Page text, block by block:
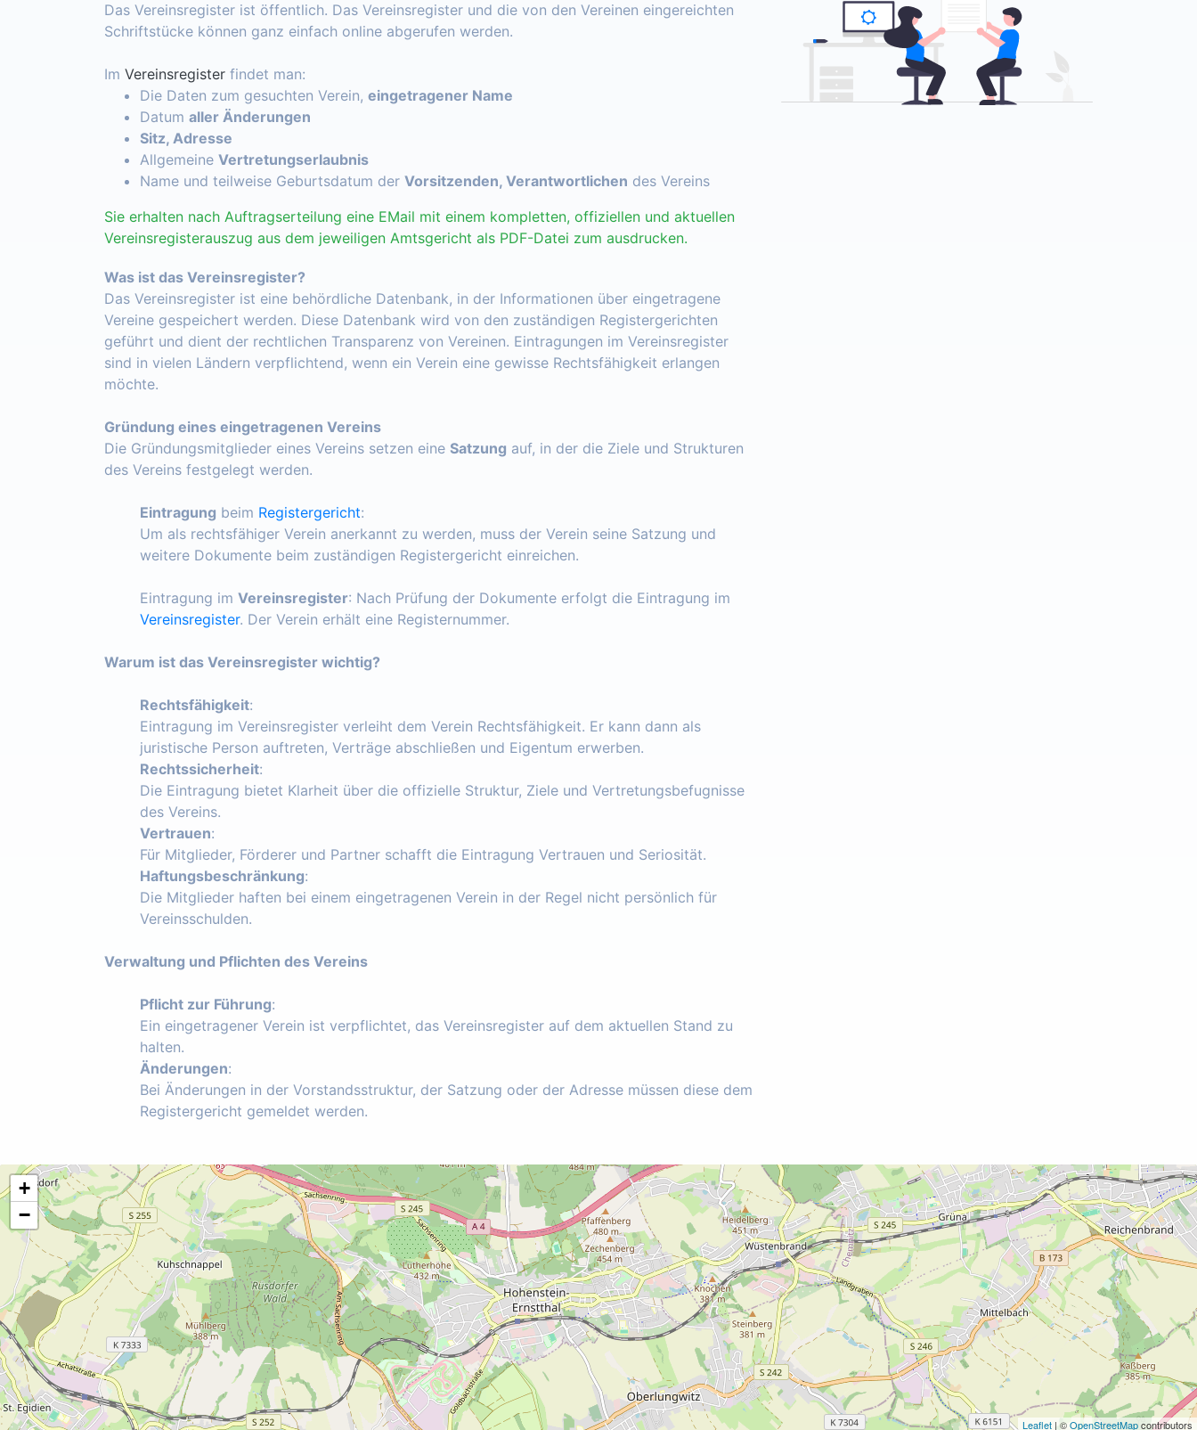
Das Vereinsregister ist öffentlich. Das Vereinsregister und die von den Vereinen eingereichten
Schriftstücke können ganz einfach online abgerufen werden.
Im Vereinsregister findet man:
Die Daten zum gesuchten Verein, eingetragener Name
Datum aller Änderungen
Sitz, Adresse
Allgemeine Vertretungserlaubnis
Name und teilweise Geburtsdatum der Vorsitzenden, Verantwortlichen des Vereins
Sie erhalten nach Auftragserteilung eine EMail mit einem kompletten, offiziellen und aktuellen
Vereinsregisterauszug aus dem jeweiligen Amtsgericht als PDF-Datei zum ausdrucken.
Was ist das Vereinsregister?
Das Vereinsregister ist eine behördliche Datenbank, in der Informationen über eingetragene
Vereine gespeichert werden. Diese Datenbank wird von den zuständigen Registergerichten
geführt und dient der rechtlichen Transparenz von Vereinen. Eintragungen im Vereinsregister
sind in vielen Ländern verpflichtend, wenn ein Verein eine gewisse Rechtsfähigkeit erlangen
möchte.
Gründung eines eingetragenen Vereins
Die Gründungsmitglieder eines Vereins setzen eine Satzung auf, in der die Ziele und Strukturen
des Vereins festgelegt werden.
Eintragung beim Registergericht:
Um als rechtsfähiger Verein anerkannt zu werden, muss der Verein seine Satzung und
weitere Dokumente beim zuständigen Registergericht einreichen.
Eintragung im Vereinsregister: Nach Prüfung der Dokumente erfolgt die Eintragung im
Vereinsregister. Der Verein erhält eine Registernummer.
Warum ist das Vereinsregister wichtig?
Rechtsfähigkeit:
Eintragung im Vereinsregister verleiht dem Verein Rechtsfähigkeit. Er kann dann als
juristische Person auftreten, Verträge abschließen und Eigentum erwerben.
Rechtssicherheit:
Die Eintragung bietet Klarheit über die offizielle Struktur, Ziele und Vertretungsbefugnisse
des Vereins.
Vertrauen:
Für Mitglieder, Förderer und Partner schafft die Eintragung Vertrauen und Seriosität.
Haftungsbeschränkung:
Die Mitglieder haften bei einem eingetragenen Verein in der Regel nicht persönlich für
Vereinsschulden.
Verwaltung und Pflichten des Vereins
Pflicht zur Führung:
Ein eingetragener Verein ist verpflichtet, das Vereinsregister auf dem aktuellen Stand zu
halten.
Änderungen:
Bei Änderungen in der Vorstandsstruktur, der Satzung oder der Adresse müssen diese dem
Registergericht gemeldet werden.
+
−
Leaflet | ©OpenStreetMapcontributors